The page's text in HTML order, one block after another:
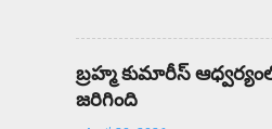
బ్రహ్మ కుమారీస్
జరిగింది